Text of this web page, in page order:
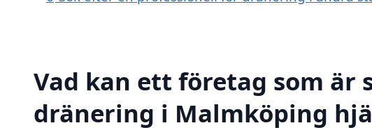
Vad kan ett företag som är
dränering i Malmköping